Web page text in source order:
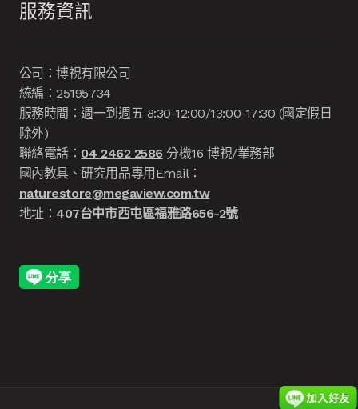
服務資訊
公司：博視有限公司
統編：25195734
服務時間：週一到週五 8:30-12:00/13:00-17:30 (國定假日
除外)
聯絡電話： 04 2462 2586分機16 博視/業務部
國內教具、研究用品專用Email：
naturestore@megaview.com.tw
地址： 407台中市西屯區福雅路656-2號